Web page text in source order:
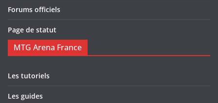
Forums officiels
Page de statut
MTG Arena France
Les tutoriels
Les guides